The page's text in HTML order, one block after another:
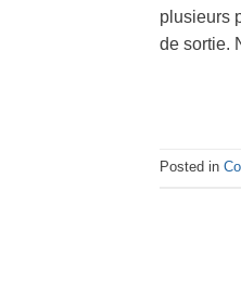
plusieurs
de sortie.
Posted in